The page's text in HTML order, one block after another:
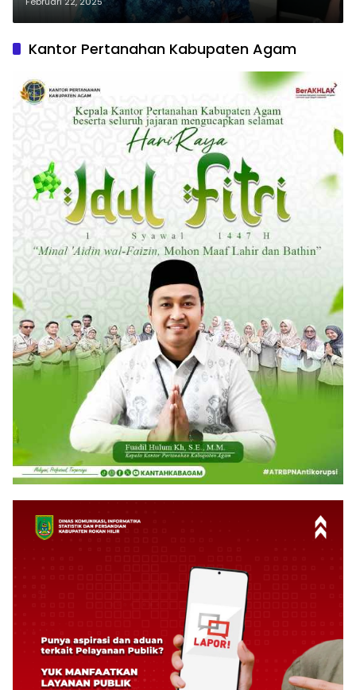
Kantor Pertanahan Kabupaten Agam